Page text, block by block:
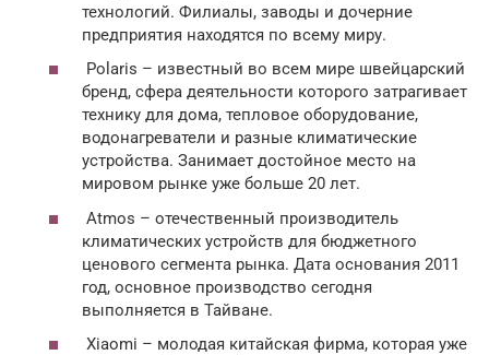
технологий. Филиалы, заводы и дочерние
предприятия находятся по всему миру.
Polaris – известный во всем мире швейцарский
бренд, сфера деятельности которого затрагивает
технику для дома, тепловое оборудование,
водонагреватели и разные климатические
устройства. Занимает достойное место на
мировом рынке уже больше 20 лет.
Atmos – отечественный производитель
климатических устройств для бюджетного
ценового сегмента рынка. Дата основания 2011
год, основное производство сегодня
выполняется в Тайване.
Xiaomi – молодая китайская фирма, которая уже